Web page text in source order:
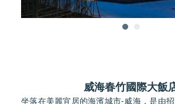
威海春竹國際大飯
坐落在美麗宜居的海濱城市-威海，是由